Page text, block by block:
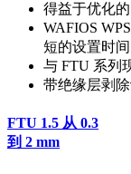
得益于优化
WAFIOS
短的设置时间
与 FTU 系列
带绝缘层剥
FTU 1.5 从 0.3
到 2 mm